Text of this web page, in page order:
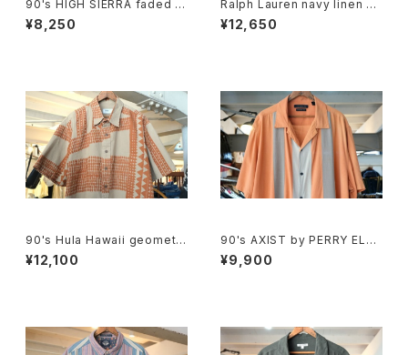
90's HIGH SIERRA faded in
digo denim Shirt
¥8,250
Ralph Lauren navy linen B.
D. Shirt
¥12,650
90's Hula Hawaii geometri
c tribal pattern Shirt
¥12,100
90's AXIST by PERRY ELLI
S panel-pattern washable-
silk Shirt
¥9,900